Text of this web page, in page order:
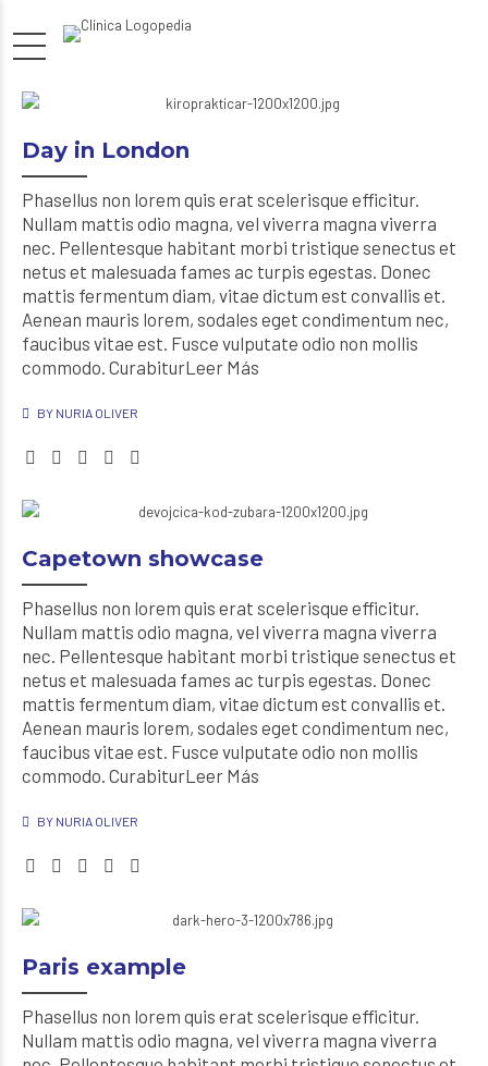
Day in London
Phasellus non lorem quis erat scelerisque efficitur.
Nullam mattis odio magna, vel viverra magna viverra
nec. Pellentesque habitant morbi tristique senectus et
netus et malesuada fames ac turpis egestas. Donec
mattis fermentum diam, vitae dictum est convallis et.
Aenean mauris lorem, sodales eget condimentum nec,
faucibus vitae est. Fusce vulputate odio non mollis
commodo. CurabiturLeer Más
BY NURIA OLIVER
Capetown showcase
Phasellus non lorem quis erat scelerisque efficitur.
Nullam mattis odio magna, vel viverra magna viverra
nec. Pellentesque habitant morbi tristique senectus et
netus et malesuada fames ac turpis egestas. Donec
mattis fermentum diam, vitae dictum est convallis et.
Aenean mauris lorem, sodales eget condimentum nec,
faucibus vitae est. Fusce vulputate odio non mollis
commodo. CurabiturLeer Más
BY NURIA OLIVER
Paris example
Phasellus non lorem quis erat scelerisque efficitur.
Nullam mattis odio magna, vel viverra magna viverra